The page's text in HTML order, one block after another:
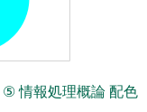
⑤情報処理概論配色